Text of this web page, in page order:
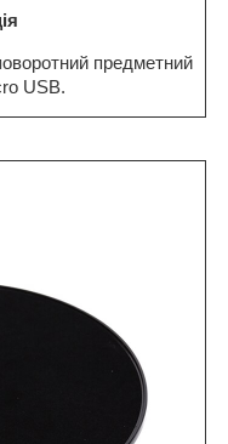
предметний
USB.